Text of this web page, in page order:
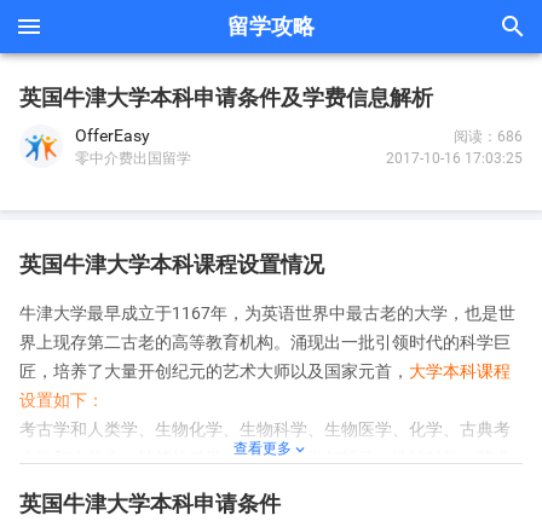
 留学攻略 
英国牛津大学本科申请条件及学费信息解析
OfferEasy
零中介费出国留学
阅读：686
2017-10-16 17:03:25
英国牛津大学本科课程设置情况
牛津大学最早成立于1167年，为英语世界中最古老的大学，也是世
界上现存第二古老的高等教育机构。涌现出一批引领时代的科学巨
匠，培养了大量开创纪元的艺术大师以及国家元首， 大学本科课程
设置如下：
考古学和人类学、生物化学、生物科学、生物医学、化学、古典考
古学和古代史、计算机科学、计算机科学与哲学、地球科学、艺术
学与哲学、心理学与哲学、心理学等等。
查看更多 
英国牛津大学本科申请条件